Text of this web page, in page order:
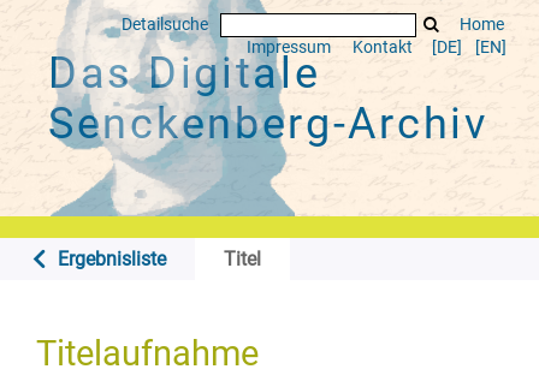
Detailsuche
Home
Impressum
Kontakt [DE] [EN]
Das Digitale
Senckenberg-Archiv
Ergebnisliste Titel
Titelaufnahme